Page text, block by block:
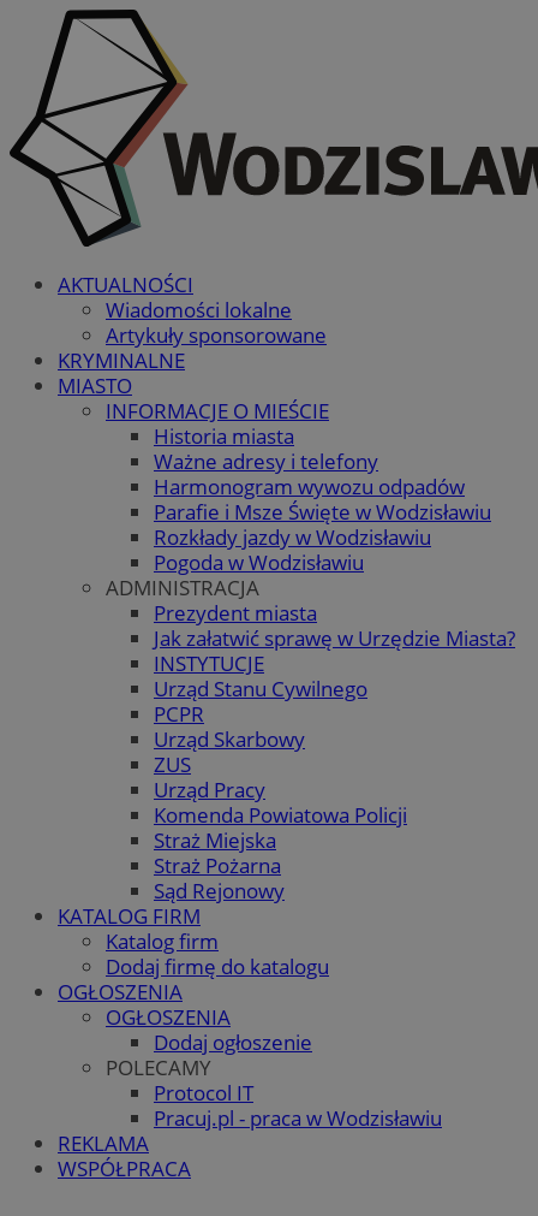
AKTUALNOŚCI
Wiadomości lokalne
Artykuły sponsorowane
KRYMINALNE
MIASTO
INFORMACJE O MIEŚCIE
Historia miasta
Ważne adresy i telefony
Harmonogram wywozu odpadów
Parafie i Msze Święte w Wodzisławiu
Rozkłady jazdy w Wodzisławiu
Pogoda w Wodzisławiu
ADMINISTRACJA
Prezydent miasta
Jak załatwić sprawę w Urzędzie Miasta?
INSTYTUCJE
Urząd Stanu Cywilnego
PCPR
Urząd Skarbowy
ZUS
Urząd Pracy
Komenda Powiatowa Policji
Straż Miejska
Straż Pożarna
Sąd Rejonowy
KATALOG FIRM
Katalog firm
Dodaj firmę do katalogu
OGŁOSZENIA
OGŁOSZENIA
Dodaj ogłoszenie
POLECAMY
Protocol IT
Pracuj.pl - praca w Wodzisławiu
REKLAMA
WSPÓŁPRACA